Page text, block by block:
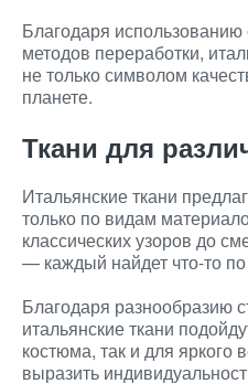
Благодаря использованию
методов переработки,
не только символом
планете.
Ткани для
Итальянские ткани
только по видам
классических узоров до
— каждый найдет что-то по
Благодаря разнообразию
итальянские ткани
костюма, так и для яркого
выразить